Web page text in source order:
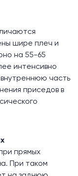
шире плеч и
на 55-65
интенсивно
часть
приседов в
прямых
При таком